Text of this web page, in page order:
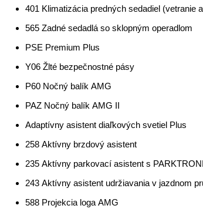
401 Klimatizácia predných sedadiel (vetranie
565 Zadné sedadlá so sklopným operadlom
PSE Premium Plus
Y06 Žlté bezpečnostné pásy
P60 Nočný balík AMG
PAZ Nočný balík AMG II
Adaptívny asistent diaľkových svetiel Plus
258 Aktívny brzdový asistent
235 Aktívny parkovací asistent s
243 Aktívny asistent udržiavania v jazdnom
588 Projekcia loga AMG